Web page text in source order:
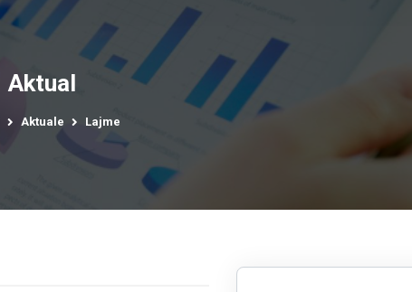
Aktual
Aktuale Lajme